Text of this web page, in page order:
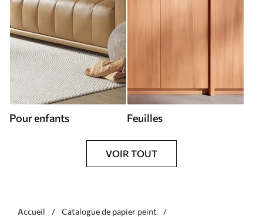
Pour enfants Feuilles
VOIR TOUT
Accueil
Catalogue de papier peint